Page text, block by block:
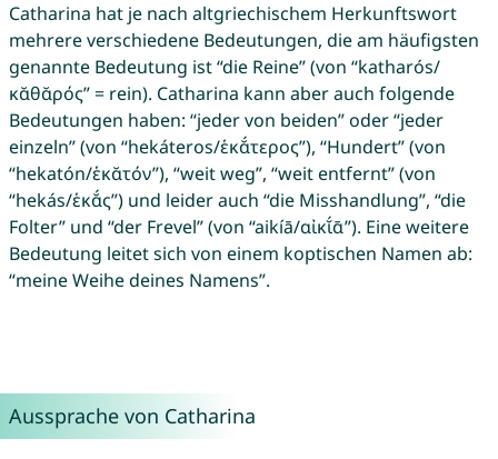
Catharina hat je nach altgriechischem Herkunftswort
mehrere verschiedene Bedeutungen, die am häufigsten
genannte Bedeutung ist “die Reine” (von “katharós/
κᾰθᾰρός” = rein). Catharina kann aber auch folgende
Bedeutungen haben: “jeder von beiden” oder “jeder
einzeln” (von “hekáteros/ἑκᾰ́τερος”), “Hundert” (von
“hekatón/ἑκᾰτόν”), “weit weg”, “weit entfernt” (von
“hekás/ἑκᾰ́ς”) und leider auch “die Misshandlung”, “die
Folter” und “der Frevel” (von “aikíā/αἰκῐ́ᾱ”). Eine weitere
Bedeutung leitet sich von einem koptischen Namen ab:
“meine Weihe deines Namens”.
Aussprache von Catharina